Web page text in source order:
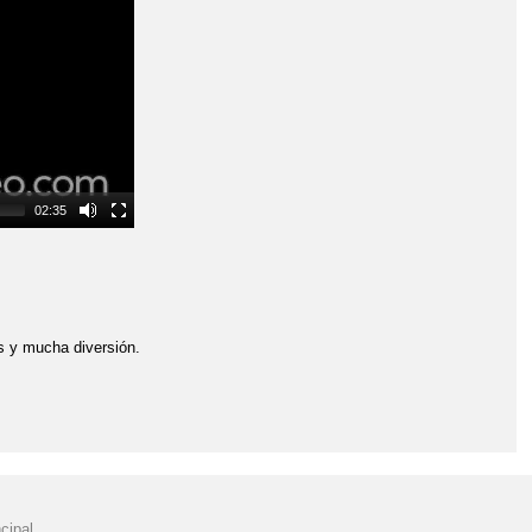
02:35
y mucha diversión.